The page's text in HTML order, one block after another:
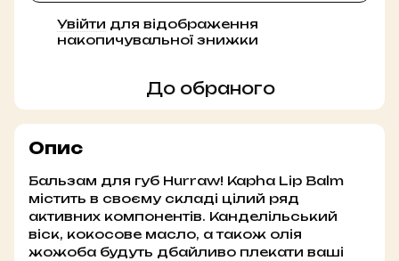
Увійти для відображення
накопичувальної знижки
До обраного
Опис
Бальзам для губ Hurraw! Kapha Lip Balm
містить в своєму складі цілий ряд
активних компонентів. Канделільський
віск, кокосове масло, а також олія
жожоба будуть дбайливо плекати ваші